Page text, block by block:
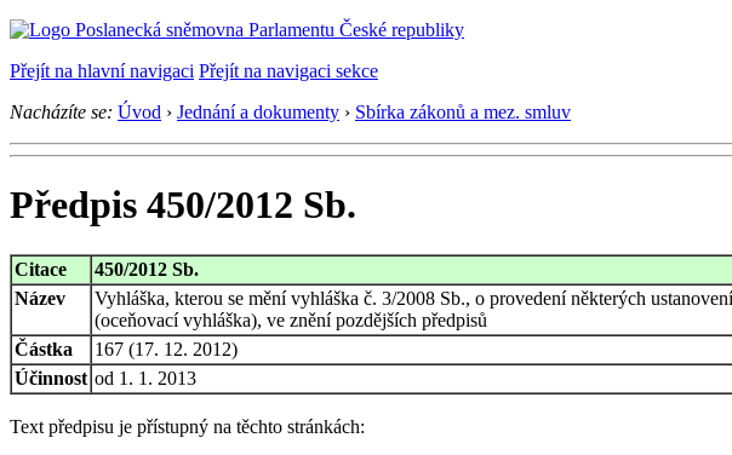
Přejít na hlavní navigaci Přejít na navigaci sekce
Nacházíte se: Úvod › Jednání a dokumenty › Sbírka zákonů a mez. smluv
Předpis 450/2012 Sb.
Citace
450/2012 Sb.
Název
Vyhláška, kterou se mění vyhláška č. 3/2008 Sb., o provedení některých
(oceňovací vyhláška), ve znění pozdějších předpisů
Částka
167 (17. 12. 2012)
Účinnost od 1. 1. 2013
Text předpisu je přístupný na těchto stránkách: